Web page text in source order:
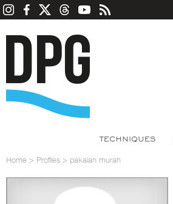
TECHNIQUES
Home > Profiles > pakaian murah